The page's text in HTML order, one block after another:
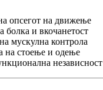
опсегот на движење
болка и вкочанетост
мускулна контрола
на стоење и одење
независност